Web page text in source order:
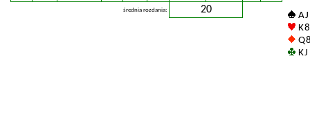
średnia rozdania: 20
A
K
Q
K J